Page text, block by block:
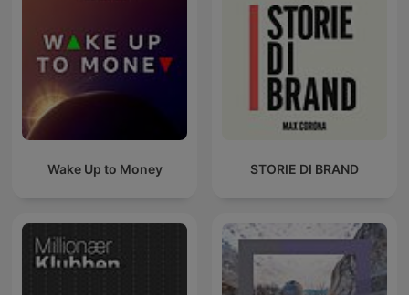
Wake Up to Money STORIE DI BRAND